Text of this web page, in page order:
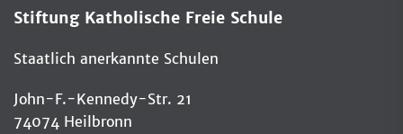
Stiftung Katholische Freie Schule
Staatlich anerkannte Schulen
John-F.-Kennedy-Str. 21
74074 Heilbronn